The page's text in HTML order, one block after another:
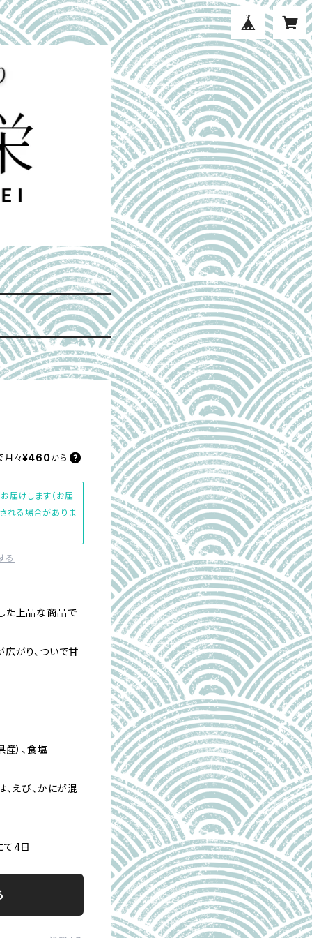
月々¥460 から
届けします（お届
れる場合がありま
る
た上品な商品で
がり、ついで甘
産）、食塩
えび、かにが混
4日